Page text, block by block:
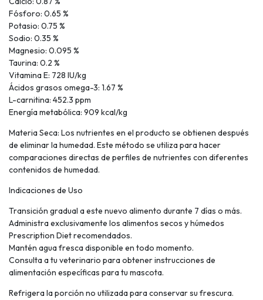
Fósforo: 0.65 %
Potasio: 0.75 %
Sodio: 0.35 %
Magnesio: 0.095 %
Taurina: 0.2 %
Vitamina E: 728 IU/kg
Ácidos grasos omega-3: 1.67 %
L-carnitina: 452.3 ppm
Energía metabólica: 909 kcal/kg
Materia Seca: Los nutrientes en el producto se obtienen después
de eliminar la humedad. Este método se utiliza para hacer
comparaciones directas de perfiles de nutrientes con diferentes
contenidos de humedad.
Indicaciones de Uso
Transición gradual a este nuevo alimento durante 7 días o más.
Administra exclusivamente los alimentos secos y húmedos
Prescription Diet recomendados.
Mantén agua fresca disponible en todo momento.
Consulta a tu veterinario para obtener instrucciones de
alimentación específicas para tu mascota.
Refrigera la porción no utilizada para conservar su frescura.